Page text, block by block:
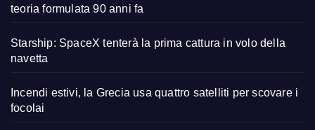
teoria formulata 90 anni fa
Starship: SpaceX tenterà la prima cattura in volo della
navetta
Incendi estivi, la Grecia usa quattro satelliti per scovare i
focolai